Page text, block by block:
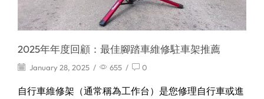
2025年年度回顧：最佳腳踏車維修駐車架推薦
January 28, 2025 / 655 / 0
自行車維修架（通常稱為工作台）是您修理自行車或進